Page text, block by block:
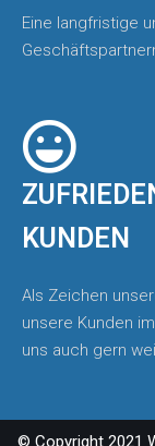
Eine langfristige
KUNDEN
Als Zeichen
unsere Kunden
uns auch gern
© Copyright 2021